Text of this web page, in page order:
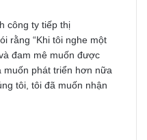
công ty tiếp thị
rằng “Khi tôi nghe một
đam mê muốn được
muốn phát triển hơn nữa
tôi, tôi đã muốn nhận